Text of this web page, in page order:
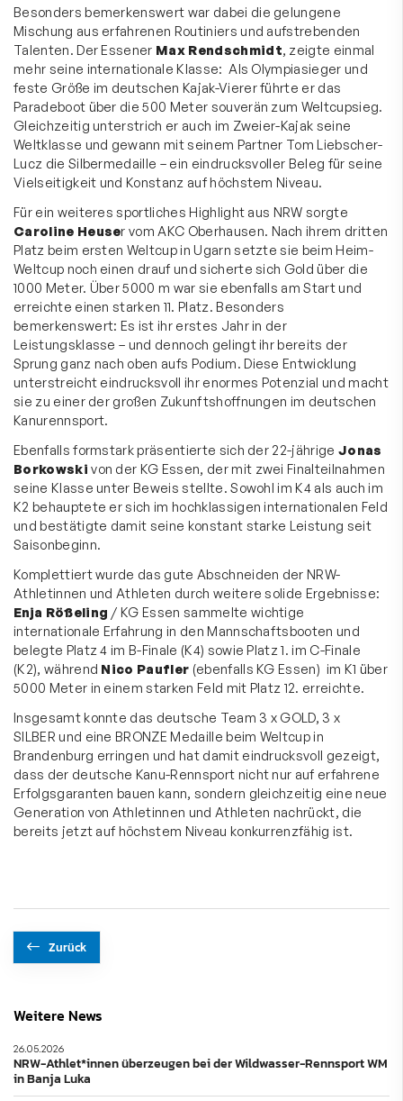
Besonders bemerkenswert war dabei die gelungene
Mischung aus erfahrenen Routiniers und aufstrebenden
Talenten. Der Essener Max Rendschmidt, zeigte einmal
mehr seine internationale Klasse: Als Olympiasieger und
feste Größe im deutschen Kajak-Vierer führte er das
Paradeboot über die 500 Meter souverän zum Weltcupsieg.
Gleichzeitig unterstrich er auch im Zweier-Kajak seine
Weltklasse und gewann mit seinem Partner Tom Liebscher-
Lucz die Silbermedaille – ein eindrucksvoller Beleg für seine
Vielseitigkeit und Konstanz auf höchstem Niveau.
Für ein weiteres sportliches Highlight aus NRW sorgte
Caroline Heuser vom AKC Oberhausen. Nach ihrem dritten
Platz beim ersten Weltcup in Ugarn setzte sie beim Heim-
Weltcup noch einen drauf und sicherte sich Gold über die
1000 Meter. Über 5000 m war sie ebenfalls am Start und
erreichte einen starken 11. Platz. Besonders
bemerkenswert: Es ist ihr erstes Jahr in der
Leistungsklasse – und dennoch gelingt ihr bereits der
Sprung ganz nach oben aufs Podium. Diese Entwicklung
unterstreicht eindrucksvoll ihr enormes Potenzial und macht
sie zu einer der großen Zukunftshoffnungen im deutschen
Kanurennsport.
Ebenfalls formstark präsentierte sich der 22-jährige Jonas
Borkowski von der KG Essen, der mit zwei Finalteilnahmen
seine Klasse unter Beweis stellte. Sowohl im K4 als auch im
K2 behauptete er sich im hochklassigen internationalen Feld
und bestätigte damit seine konstant starke Leistung seit
Saisonbeginn.
Komplettiert wurde das gute Abschneiden der NRW-
Athletinnen und Athleten durch weitere solide Ergebnisse:
Enja Rößeling / KG Essen sammelte wichtige
internationale Erfahrung in den Mannschaftsbooten und
belegte Platz 4 im B-Finale (K4) sowie Platz 1. im C-Finale
(K2), während Nico Paufler (ebenfalls KG Essen) im K1 über
5000 Meter in einem starken Feld mit Platz 12. erreichte.
Insgesamt konnte das deutsche Team 3 x GOLD, 3 x
SILBER und eine BRONZE Medaille beim Weltcup in
Brandenburg erringen und hat damit eindrucksvoll gezeigt,
dass der deutsche Kanu-Rennsport nicht nur auf erfahrene
Erfolgsgaranten bauen kann, sondern gleichzeitig eine neue
Generation von Athletinnen und Athleten nachrückt, die
bereits jetzt auf höchstem Niveau konkurrenzfähig ist.
Zurück
Weitere News
26.05.2026
NRW-Athlet*innen überzeugen bei der Wildwasser-Rennsport WM
in Banja Luka